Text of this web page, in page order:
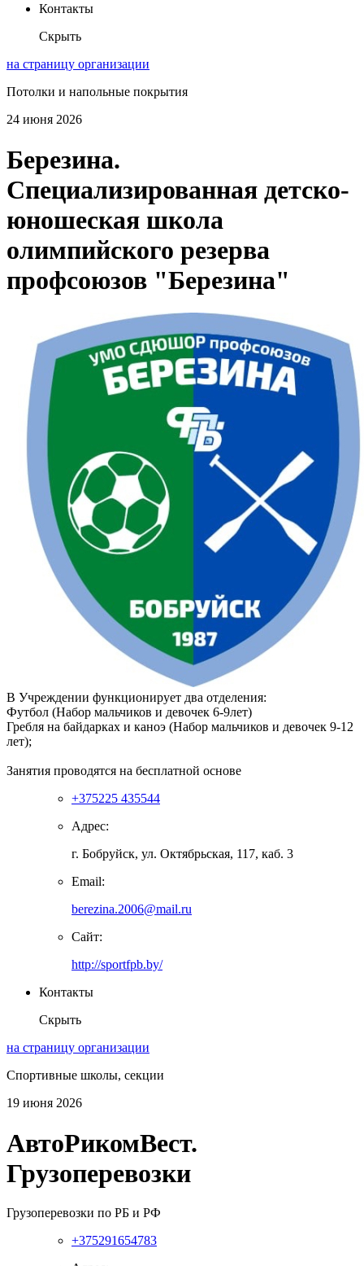
Контакты
Скрыть
на страницу организации
Потолки и напольные покрытия
24 июня 2026
Березина.
Специализированная детско-
юношеская школа
олимпийского резерва
профсоюзов "Березина"
В Учреждении функционирует два отделения:
Футбол (Набор мальчиков и девочек 6-9лет)
Гребля на байдарках и каноэ (Набор мальчиков и девочек 9-12
лет);
Занятия проводятся на бесплатной основе
+375225 435544
Адрес:
г. Бобруйск, ул. Октябрьская, 117, каб. 3
Email:
berezina.2006@mail.ru
Сайт:
http://sportfpb.by/
Контакты
Скрыть
на страницу организации
Спортивные школы, секции
19 июня 2026
АвтоРикомВест.
Грузоперевозки
Грузоперевозки по РБ и РФ
+375291654783